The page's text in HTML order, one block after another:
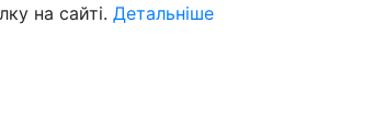
на сайті. Детальніше